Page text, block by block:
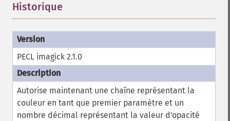
Historique
PECL imagick 2.1.0
Autorise maintenant une chaîne représentant la
couleur en tant que premier paramètre et un
nombre décimal représentant la valeur d'opacité
getImageResolution
getImagesBlob
getImageScene
getImageSignature
getImageTicksPerSecond
getImageTotalInkDensity
getImageType
getImageUnits
getImageVirtualPixelMethod
getImageWhitePoint